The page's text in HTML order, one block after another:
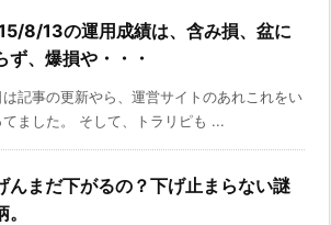
8/13の運用成績は、含み損、盆に
ず、爆損や・・・
は記事の更新やら、運営サイトのあれこれをい
てました。 そして、トラリピも ...
んまだ下がるの？下げ止まらない謎